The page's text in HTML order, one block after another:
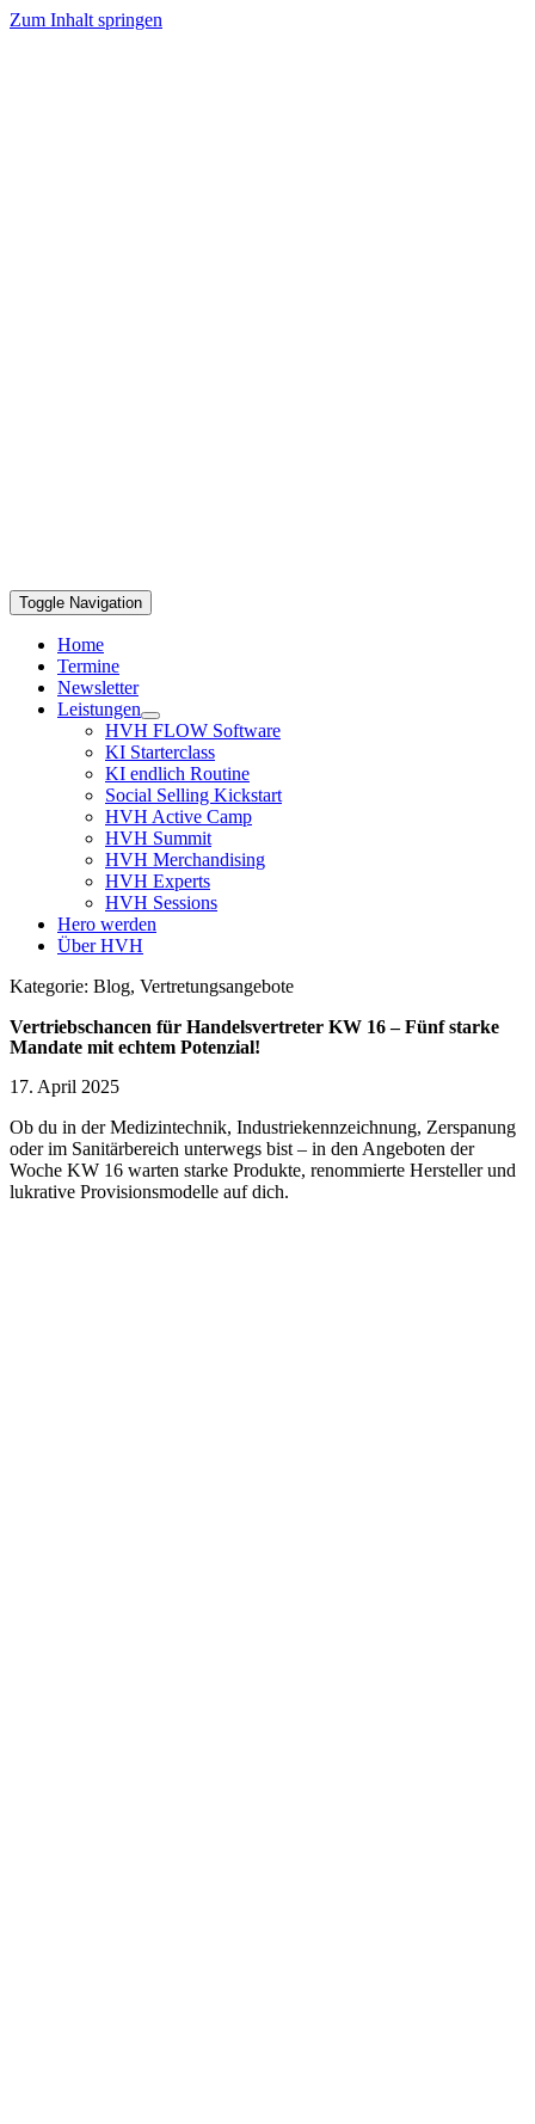
Zum Inhalt springen
Toggle Navigation
Home
Termine
Newsletter
Leistungen
HVH FLOW Software
KI Starterclass
KI endlich Routine
Social Selling Kickstart
HVH Active Camp
HVH Summit
HVH Merchandising
HVH Experts
HVH Sessions
Hero werden
Über HVH
Kategorie: Blog, Vertretungsangebote
Vertriebschancen für Handelsvertreter KW 16 – Fünf starke
Mandate mit echtem Potenzial!
17. April 2025
Ob du in der Medizintechnik, Industriekennzeichnung, Zerspanung
oder im Sanitärbereich unterwegs bist – in den Angeboten der
Woche KW 16 warten starke Produkte, renommierte Hersteller und
lukrative Provisionsmodelle auf dich.